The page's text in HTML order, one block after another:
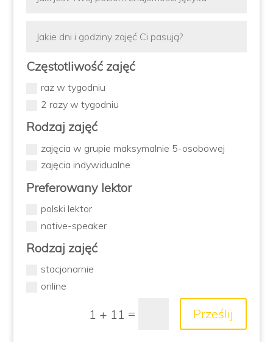
Częstotliwość zajęć
raz w tygodniu
2 razy w tygodniu
Rodzaj zajęć
zajęcia w grupie maksymalnie 5-osobowej
zajęcia indywidualne
Preferowany lektor
polski lektor
native-speaker
Rodzaj zajęć
stacjonarnie
online
1 + 11 = Prześlij